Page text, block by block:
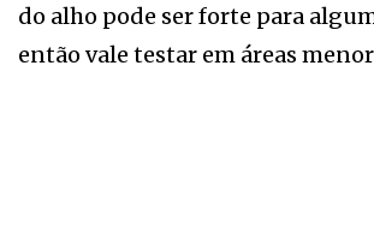
do alho pode ser forte para
então vale testar em áreas